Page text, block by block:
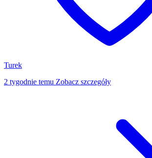
Turek
2 tygodnie temu Zobacz szczegóły